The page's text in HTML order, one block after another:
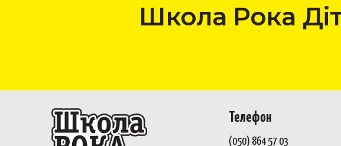
Школа Рока
Телефон
(050) 864 57 03